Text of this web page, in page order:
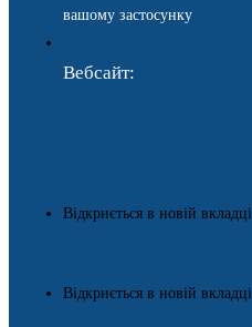
вашому застосунку
Вебсайт:
Відкриється в новій вкладці
Відкриється в новій вкладці